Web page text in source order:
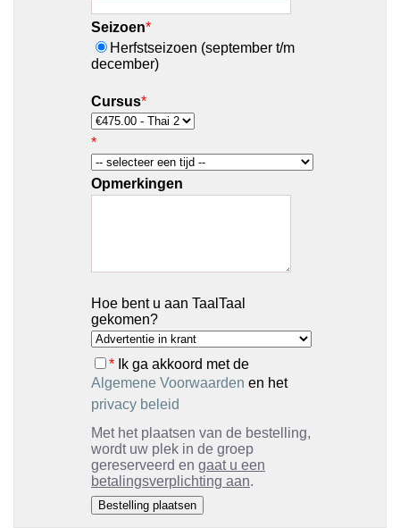
Seizoen*
Herfstseizoen (september t/m
december)
Cursus*
*
Opmerkingen
Hoe bent u aan TaalTaal
gekomen?
* Ik ga akkoord met de
Algemene Voorwaarden en het
privacy beleid
Met het plaatsen van de bestelling,
wordt uw plek in de groep
gereserveerd en gaat u een
betalingsverplichting aan.